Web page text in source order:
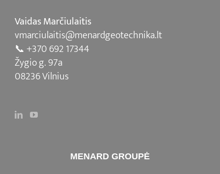
Vaidas Marčiulaitis
vmarciulaitis@menardgeotechnika.lt
📞+370 692 17344
Žygio g. 97a
08236 Vilnius
MENARD GROUPĖ